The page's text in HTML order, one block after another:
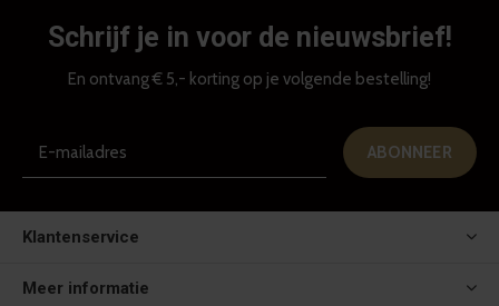
Schrijf je in voor de nieuwsbrief!
En ontvang € 5,- korting op je volgende bestelling!
ABONNEER
Klantenservice
Meer informatie